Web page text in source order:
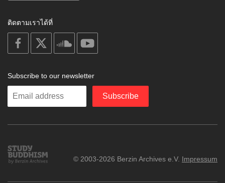
ติดตามเราได้ที่
on
facebook
soundcloud
Subscribe to our newsletter
Enter
Subscribe
Study
Buddhism
© 2003-2026 Berzin Archives e.V. Impressum